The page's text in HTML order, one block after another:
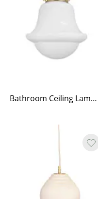
Bathroom Ceiling Lamp Sture Brass/Opal White